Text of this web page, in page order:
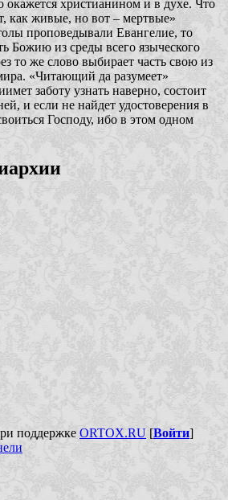
окажется христианином и в духе. Что
как живые, но вот – мертвые»
проповедывали Евангелие, то
Божию из среды всего языческого
то же слово выбирает часть свою из
«Читающий да разумеет»
заботу узнать наверно, состоит
и если не найдет удостоверения в
Господу, ибо в этом одном
поддержке ORTOX.RU [Войти]